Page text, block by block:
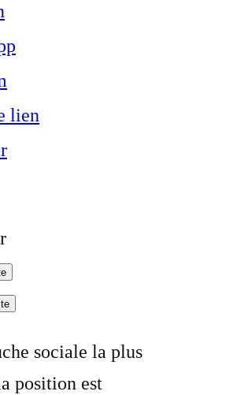
lien
sociale la plus
position est